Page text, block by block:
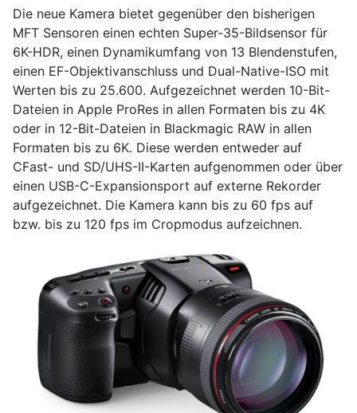
Die neue Kamera bietet gegenüber den bisherigen
MFT Sensoren einen echten Super-35-Bildsensor für
6K-HDR, einen Dynamikumfang von 13 Blendenstufen,
einen EF-Objektivanschluss und Dual-Native-ISO mit
Werten bis zu 25.600. Aufgezeichnet werden 10-Bit-
Dateien in Apple ProRes in allen Formaten bis zu 4K
oder in 12-Bit-Dateien in Blackmagic RAW in allen
Formaten bis zu 6K. Diese werden entweder auf
CFast- und SD/UHS-II-Karten aufgenommen oder über
einen USB-C-Expansionsport auf externe Rekorder
aufgezeichnet. Die Kamera kann bis zu 60 fps auf
bzw. bis zu 120 fps im Cropmodus aufzeichnen.